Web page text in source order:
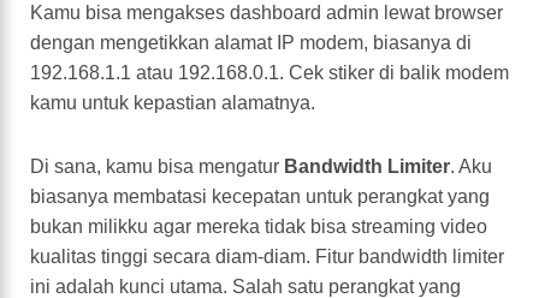
Kamu bisa mengakses dashboard admin lewat browser
dengan mengetikkan alamat IP modem, biasanya di
192.168.1.1 atau 192.168.0.1. Cek stiker di balik modem
kamu untuk kepastian alamatnya.
Di sana, kamu bisa mengatur Bandwidth Limiter. Aku
biasanya membatasi kecepatan untuk perangkat yang
bukan milikku agar mereka tidak bisa streaming video
kualitas tinggi secara diam-diam. Fitur bandwidth limiter
ini adalah kunci utama. Salah satu perangkat yang